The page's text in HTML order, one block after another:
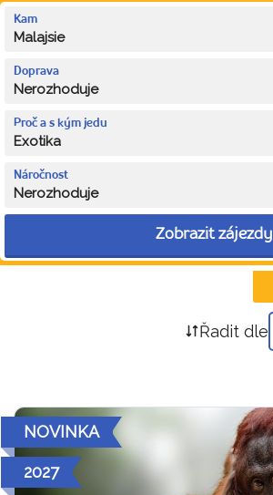
Kam
Malajsie
Doprava
Nerozhoduje
Proč a s kým jedu
Exotika
Náročnost
Nerozhoduje
Zobrazit zájezdy
Řadit dle
NOVINKA
2027